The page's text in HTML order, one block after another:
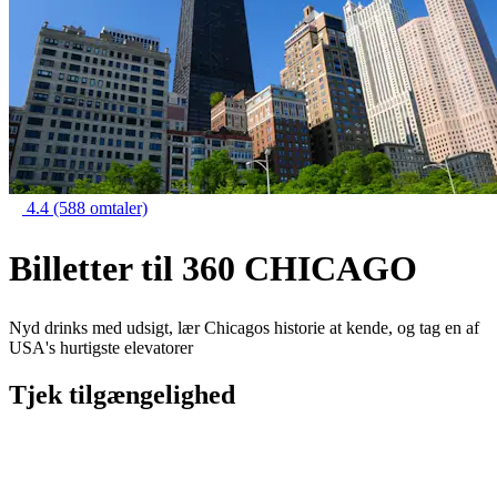
4.4 (588 omtaler)
Billetter til 360 CHICAGO
Nyd drinks med udsigt, lær Chicagos historie at kende, og tag en af
USA's hurtigste elevatorer
Tjek tilgængelighed